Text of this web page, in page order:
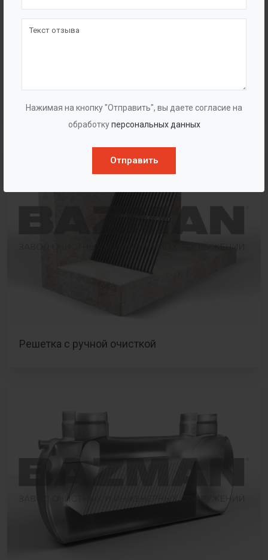
Нажимая на кнопку "Отправить", вы даете согласие на
обработкуперсональных данных
Отправить
Песколовка тангенциальная
Решетка с ручной очисткой